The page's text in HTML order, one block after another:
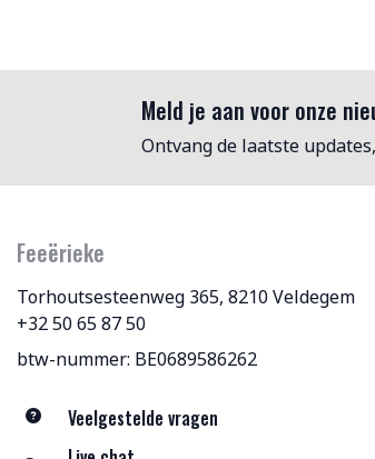
Meld je aan voor onze
Ontvang de laatste
Feeërieke
Torhoutsesteenweg 365, 8210 Veldegem
+32 50 65 87 50
btw-nummer: BE0689586262
Veelgestelde vragen